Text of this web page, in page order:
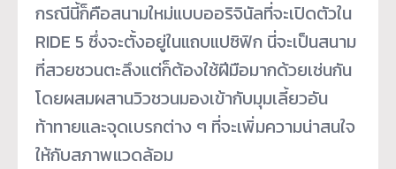
กรณีนี้ก็คือสนามใหม่แบบออริจินัลที่จะเปิดตัวใน
RIDE 5 ซึ่งจะตั้งอยู่ในแถบแปซิฟิก นี่จะเป็นสนาม
ที่สวยชวนตะลึงแต่ก็ต้องใช้ฝีมือมากด้วยเช่นกัน
โดยผสมผสานวิวชวนมองเข้ากับมุมเลี้ยวอัน
ท้าทายและจุดเบรกต่าง ๆ ที่จะเพิ่มความน่าสนใจ
ให้กับสภาพแวดล้อม